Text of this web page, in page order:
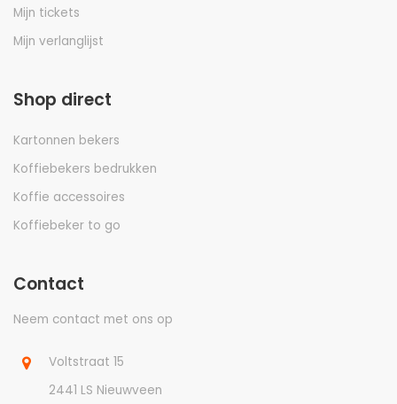
Mijn tickets
Mijn verlanglijst
Shop direct
Kartonnen bekers
Koffiebekers bedrukken
Koffie accessoires
Koffiebeker to go
Contact
Neem contact met ons op
Voltstraat 15
2441 LS Nieuwveen